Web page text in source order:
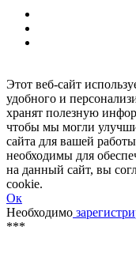
Copyright (c) 2004-2026
Этот веб-сайт
удобного и
хранят полезную
чтобы мы могли
сайта для вашей
необходимы для
на данный сайт, вы